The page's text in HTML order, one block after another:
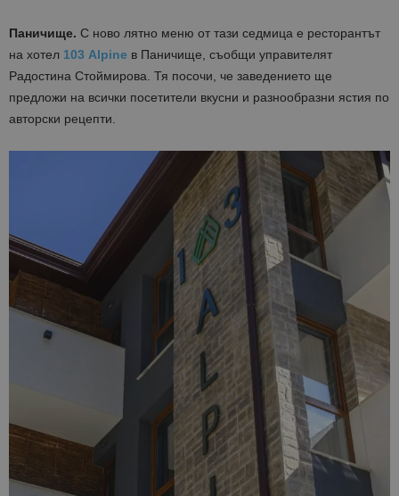
Паничище. С ново лятно меню от тази седмица е ресторантът
на хотел 103 Alpine в Паничище, съобщи управителят
Радостина Стоймирова. Тя посочи, че заведението ще
предложи на всички посетители вкусни и разнообразни ястия по
авторски рецепти.